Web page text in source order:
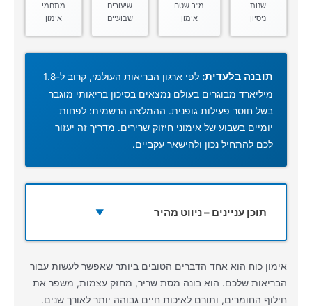
שנות
ניסיון
מ"ר שטח
אימון
שיעורים
שבועיים
מתחמי
אימון
תובנה בלעדית:
לפי ארגון הבריאות העולמי, קרוב ל-1.8
מיליארד מבוגרים בעולם נמצאים בסיכון בריאותי מוגבר
בשל חוסר פעילות גופנית. ההמלצה הרשמית: לפחות
יומיים בשבוע של אימוני חיזוק שרירים. מדריך זה יעזור
לכם להתחיל נכון ולהישאר עקביים.
תוכן עניינים – ניווט מהיר ▼
אימון כוח הוא אחד הדברים הטובים ביותר שאפשר לעשות עבור
הבריאות שלכם. הוא בונה מסת שריר, מחזק עצמות, משפר את
חילוף החומרים, ותורם לאיכות חיים גבוהה יותר לאורך שנים.